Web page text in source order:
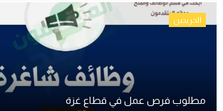
الخريجين
مطلوب فرص عمل في قطاع غزة